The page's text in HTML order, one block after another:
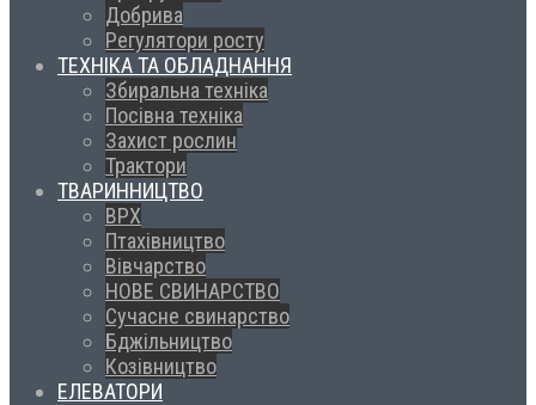
Добрива
Регулятори росту
ТЕХНІКА ТА ОБЛАДНАННЯ
Збиральна техніка
Посівна техніка
Захист рослин
Трактори
ТВАРИННИЦТВО
ВРХ
Птахівництво
Вівчарство
НОВЕ СВИНАРСТВО
Сучасне свинарство
Бджільництво
Козівництво
ЕЛЕВАТОРИ